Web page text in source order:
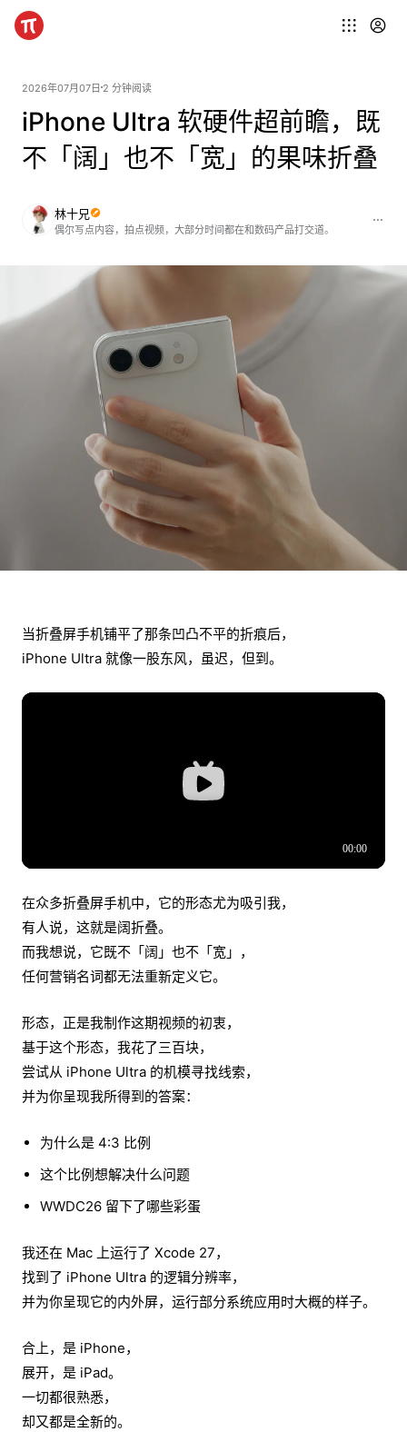
2026年07月07日 2 分钟阅读
iPhone Ultra 软硬件超前瞻，既
不「阔」也不「宽」的果味折叠
林十兄
偶尔写点内容，拍点视频，大部分时间都在和数码产品打交道。
当折叠屏手机铺平了那条凹凸不平的折痕后，
iPhone Ultra 就像一股东风，虽迟，但到。
在众多折叠屏手机中，它的形态尤为吸引我，
有人说，这就是阔折叠。
而我想说，它既不「阔」也不「宽」，
任何营销名词都无法重新定义它。
形态，正是我制作这期视频的初衷，
基于这个形态，我花了三百块，
尝试从 iPhone Ultra 的机模寻找线索，
并为你呈现我所得到的答案：
为什么是 4:3 比例
这个比例想解决什么问题
WWDC26 留下了哪些彩蛋
我还在 Mac 上运行了 Xcode 27，
找到了 iPhone Ultra 的逻辑分辨率，
并为你呈现它的内外屏，运行部分系统应用时大概的样子。
合上，是 iPhone，
展开，是 iPad。
一切都很熟悉，
却又都是全新的。